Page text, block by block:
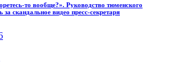
вообще?». Руководство тюменского
за скандальное видео пресс-секретаря